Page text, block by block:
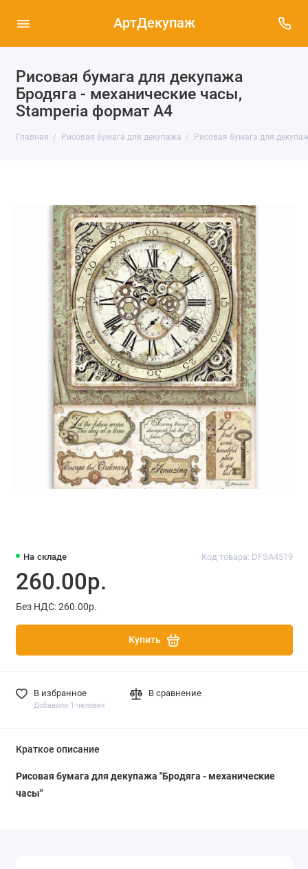
АртДекупаж
Рисовая бумага для декупажа
Бродяга - механические часы,
Stamperia формат А4
Главная Рисовая бумага для декупажа Рисовая бумага для
На складе Код товара: DFSA4519
260.00р.
Без НДС: 260.00р.
Купить
В избранное
Добавили 1 человек
В сравнение
Краткое описание
Рисовая бумага для декупажа "Бродяга - механические
часы"